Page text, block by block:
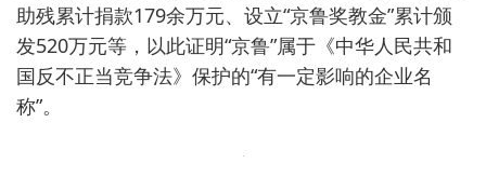
助残累计捐款179余万元、设立“京鲁奖教金”累计颁
发520万元等，以此证明“京鲁”属于《中华人民共和
国反不正当竞争法》保护的“有一定影响的企业名
称”。